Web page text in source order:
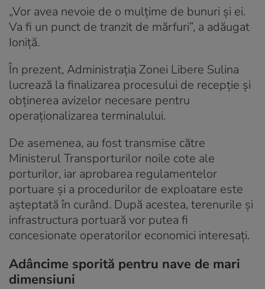
„Vor avea nevoie de o mulțime de bunuri și ei.
Va fi un punct de tranzit de mărfuri”, a adăugat
Ioniță.
În prezent, Administrația Zonei Libere Sulina
lucrează la finalizarea procesului de recepție și
obținerea avizelor necesare pentru
operaționalizarea terminalului.
De asemenea, au fost transmise către
Ministerul Transporturilor noile cote ale
porturilor, iar aprobarea regulamentelor
portuare și a procedurilor de exploatare este
așteptată în curând. După acestea, terenurile și
infrastructura portuară vor putea fi
concesionate operatorilor economici interesați.
Adâncime sporită pentru nave de mari
dimensiuni